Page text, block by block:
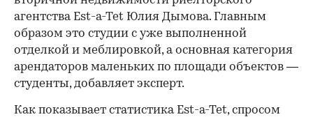
агентства Est-a-Tet Юлия Дымова. Главным
образом это студии с уже выполненной
отделкой и меблировкой, а основная категория
арендаторов маленьких по площади объектов —
студенты, добавляет эксперт.
Как показывает статистика Est-a-Tet, спросом